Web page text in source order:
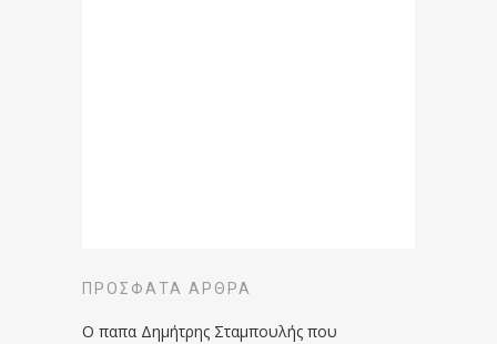
ΠΡΌΣΦΑΤΑ ΆΡΘΡΑ
Ο παπα Δημήτρης Σταμπουλής που